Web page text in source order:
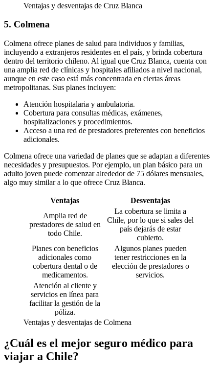
Ventajas y desventajas de Cruz Blanca
5. Colmena
Colmena ofrece planes de salud para individuos y familias,
incluyendo a extranjeros residentes en el país, y brinda cobertura
dentro del territorio chileno. Al igual que Cruz Blanca, cuenta con
una amplia red de clínicas y hospitales afiliados a nivel nacional,
aunque en este caso está más concentrada en ciertas áreas
metropolitanas. Sus planes incluyen:
Atención hospitalaria y ambulatoria.
Cobertura para consultas médicas, exámenes,
hospitalizaciones y procedimientos.
Acceso a una red de prestadores preferentes con beneficios
adicionales.
Colmena ofrece una variedad de planes que se adaptan a diferentes
necesidades y presupuestos. Por ejemplo, un plan básico para un
adulto joven puede comenzar alrededor de 75 dólares mensuales,
algo muy similar a lo que ofrece Cruz Blanca.
Ventajas
Desventajas
Amplia red de
prestadores de salud en
todo Chile.
La cobertura se limita a
Chile, por lo que si sales del
país dejarás de estar
cubierto.
Planes con beneficios
adicionales como
cobertura dental o de
medicamentos.
Algunos planes pueden
tener restricciones en la
elección de prestadores o
servicios.
Atención al cliente y
servicios en línea para
facilitar la gestión de la
póliza.
Ventajas y desventajas de Colmena
¿Cuál es el mejor seguro médico para
viajar a Chile?